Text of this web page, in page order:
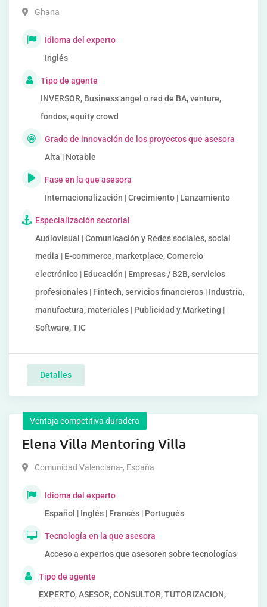
Ghana
Idioma del experto
Inglés
Tipo de agente
INVERSOR, Business angel o red de BA, venture,
fondos, equity crowd
Grado de innovación de los proyectos que asesora
Alta | Notable
Fase en la que asesora
Internacionalización | Crecimiento | Lanzamiento
Especialización sectorial
Audiovisual | Comunicación y Redes sociales, social
media | E-commerce, marketplace, Comercio
electrónico | Educación | Empresas / B2B, servicios
profesionales | Fintech, servicios financieros | Industria,
manufactura, materiales | Publicidad y Marketing |
Software, TIC
Detalles
Ventaja competitiva duradera
Elena Villa Mentoring Villa
Comunidad Valenciana-, España
Idioma del experto
Español | Inglés | Francés | Portugués
Tecnología en la que asesora
Acceso a expertos que asesoren sobre tecnologías
Tipo de agente
EXPERTO, ASESOR, CONSULTOR, TUTORIZACION,